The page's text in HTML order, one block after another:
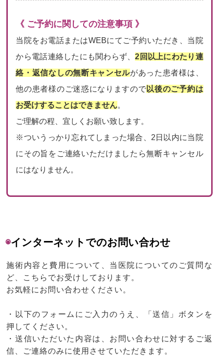
《 ご予約に関しての注意事項 》
当院をお電話またはWEBにてご予約いただき、当院
から電話連絡したにも関わらず、2回以上にわたり連
絡・返信なしの無断キャンセルがあった患者様は、
他の患者様のご迷惑になりますので以後のご予約は
お受けすることはできません。
ご理解の程、宜しくお願い致します。
※ついうっかり忘れてしまった場合、2日以内に当院
にその旨をご連絡いただけましたら無断キャンセル
にはなりません。
◉インターネットでのお問い合わせ
施術内容と費用について、当医院についてのご質問な
ど、こちらでお受けしております。
お気軽にお問い合わせください。
・以下のフォームにご入力のうえ、「送信」ボタンを
押してください。
・送信いただいた内容は、お問い合わせに対するご返
信、ご連絡のみに使用させていただきます。